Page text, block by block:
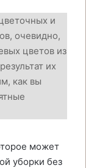
и
очевидно,
цветов из
их
как вы
может
уборки без